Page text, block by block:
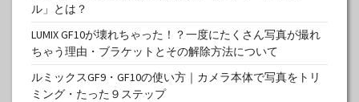
ル」とは？
LUMIX GF10が壊れちゃった！？一度にたくさん写真が撮れ
ちゃう理由・ブラケットとその解除方法について
ルミックスGF9・GF10の使い方｜カメラ本体で写真をトリ
ミング・たった９ステップ